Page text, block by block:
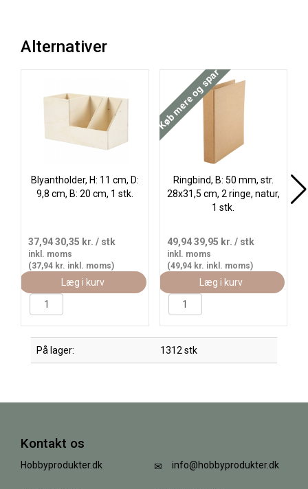
Alternativer
Blyantholder, H: 11 cm, D:
9,8 cm, B: 20 cm, 1 stk.
37,9430,35 kr. / stk
inkl. moms
(37,94 kr. inkl. moms)
Læg i kurv
Køb mere og spar
Ringbind, B: 50 mm, str.
28x31,5 cm, 2 ringe, natur,
1 stk.
49,9439,95 kr. / stk
inkl. moms
(49,94 kr. inkl. moms)
Læg i kurv
På lager: 1312 stk
Kontakt os
Hobbyprodukter.dk info@hobbyprodukter.dk